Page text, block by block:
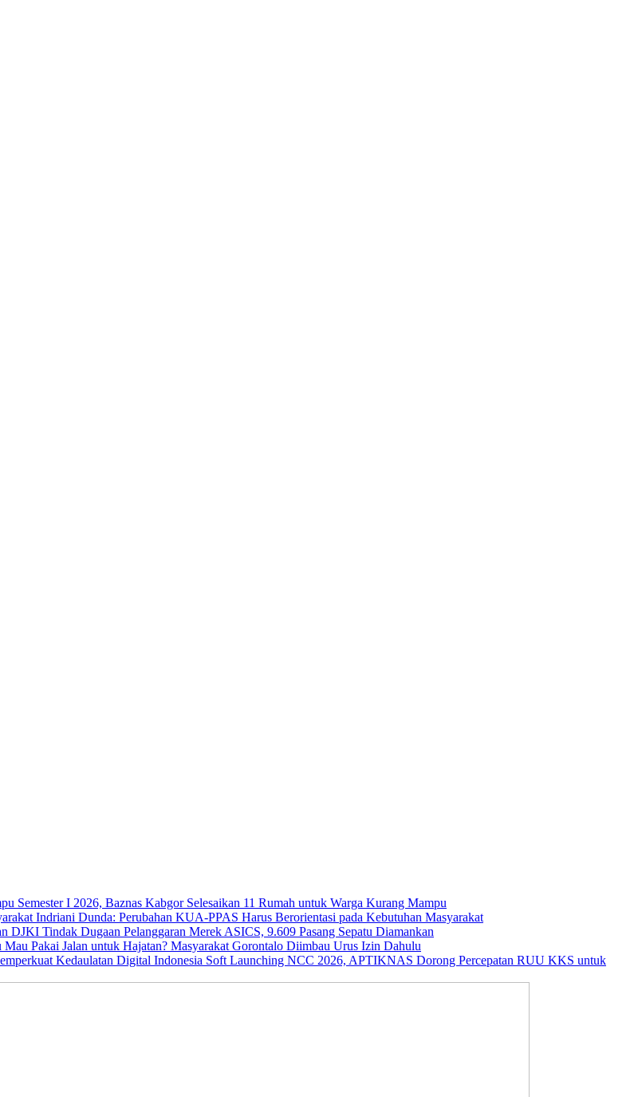
Semester I 2026, Baznas Kabgor Selesaikan 11 Rumah untuk Warga Kurang Mampu
Indriani Dunda: Perubahan KUA-PPAS Harus Berorientasi pada Kebutuhan Masyarakat
DJKI Tindak Dugaan Pelanggaran Merek ASICS, 9.609 Pasang Sepatu Diamankan
Mau Pakai Jalan untuk Hajatan? Masyarakat Gorontalo Diimbau Urus Izin Dahulu
Soft Launching NCC 2026, APTIKNAS Dorong Percepatan RUU KKS untuk